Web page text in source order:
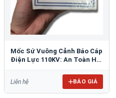
Mốc Sứ Vuông Cảnh Báo Cáp
Điện Lực 110KV: An Toàn Hệ
Liên hệ BÁO GIÁ